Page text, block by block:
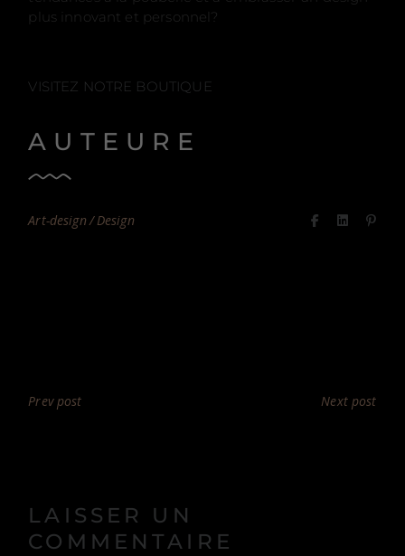
plus innovant et personnel?
VISITEZ NOTRE BOUTIQUE
AUTEURE
Art-design Design
Prev post Next post
LAISSER UN
COMMENTAIRE